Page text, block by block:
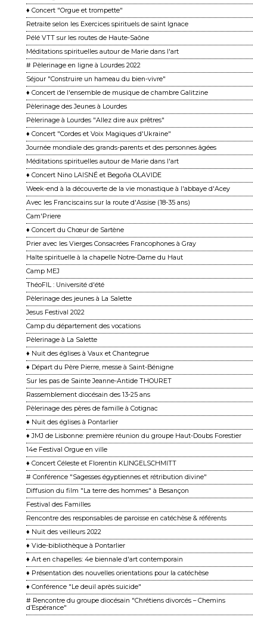
♦ Concert "Orgue et trompette"
Retraite selon les Exercices spirituels de saint Ignace
Pélé VTT sur les routes de Haute-Saône
Méditations spirituelles autour de Marie dans l'art
# Pèlerinage en ligne à Lourdes 2022
Séjour "Construire un hameau du bien-vivre"
♦ Concert de l'ensemble de musique de chambre Galitzine
Pèlerinage des Jeunes à Lourdes
Pèlerinage à Lourdes "Allez dire aux prêtres"
♦ Concert "Cordes et Voix Magiques d'Ukraine"
Journée mondiale des grands-parents et des personnes âgées
Méditations spirituelles autour de Marie dans l'art
♦ Concert Nino LAISNÉ et Begoña OLAVIDE
Week-end à la découverte de la vie monastique à l'abbaye d'Acey
Avec les Franciscains sur la route d'Assise (18-35 ans)
Cam'Priere
♦ Concert du Chœur de Sartène
Prier avec les Vierges Consacrées Francophones à Gray
Halte spirituelle à la chapelle Notre-Dame du Haut
Camp MEJ
ThéoFIL : Université d'été
Pèlerinage des jeunes à La Salette
Jesus Festival 2022
Camp du département des vocations
Pèlerinage à La Salette
♦ Nuit des églises à Vaux et Chantegrue
♦ Départ du Père Pierre, messe à Saint-Bénigne
Sur les pas de Sainte Jeanne-Antide THOURET
Rassemblement diocésain des 13-25 ans
Pèlerinage des pères de famille à Cotignac
♦ Nuit des églises à Pontarlier
♦ JMJ de Lisbonne: première réunion du groupe Haut-Doubs Forestier
14e Festival Orgue en ville
♦ Concert Céleste et Florentin KLINGELSCHMITT
# Conférence "Sagesses égyptiennes et rétribution divine"
Diffusion du film "La terre des hommes" à Besançon
Festival des Familles
Rencontre des responsables de paroisse en catéchèse & référents
♦ Nuit des veilleurs 2022
♦ Vide-bibliothèque à Pontarlier
♦ Art en chapelles: 4e biennale d'art contemporain
♦ Présentation des nouvelles orientations pour la catéchèse
♦ Conférence "Le deuil après suicide"
# Rencontre du groupe diocésain "Chrétiens divorcés – Chemins
d’Espérance"